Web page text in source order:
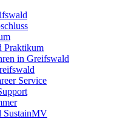
Praktikum
in Greifswald
Service
SustainMV